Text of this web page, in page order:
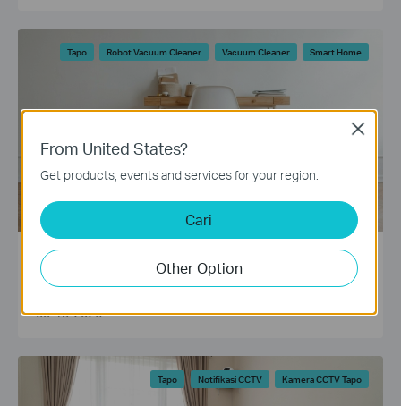
Tapo Robot Vacuum Cleaner Vacuum Cleaner Smart Home
Capek Nyapu & Ngepel? Cek Rekomendasi
Vacuum Cleaner Robot Terbaik untuk
05-13-2026
Tapo Notifikasi CCTV Kamera CCTV Tapo
From United States?
Get products, events and services for your region.
Cari
Other Option
Close